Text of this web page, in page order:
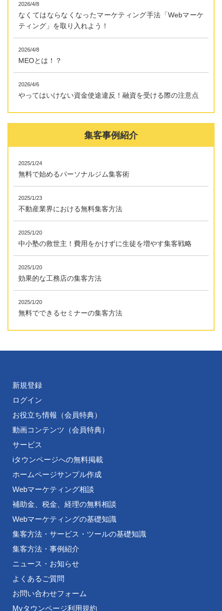
2026/4/8
なくてはならなくなったマーケティング手法「Webマーケ
ティング」を取り入れよう！
2026/4/8
MEOとは！？
2026/4/6
やってはいけない資金使途違反！融資を受ける際の注意点
集客事例紹介
2025/1/24
無料で始めるパーソナルジム集客術
2025/1/23
不動産業界における無料集客方法
2025/1/20
中小塾の救世主！費用をかけずに生徒を増やす集客戦略
2025/1/20
効果的な工務店の集客方法
2025/1/20
無料でできるセミナーの集客方法
新規登録
ログイン
お役立ち情報（会員特典）
動画コンテンツ（会員特典）
サービス
iタウンページへの無料掲載
ホームページサンプル作成
Webマーケティング相談
補助金、税金、経理の無料相談
Webマーケティングの基礎知識
集客方法・サービス・ツールの基礎知識
集客方法・事例紹介
ニュース・お知らせ
よくあるご質問
お問い合わせフォーム
Myタウンページ利用規約